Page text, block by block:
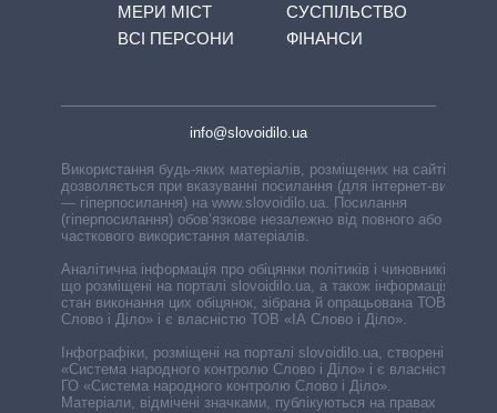
МЕРИ МІСТ
ВСІ ПЕРСОНИ
СУСПІЛЬСТВО
ФІНАНСИ
info@slovoidilo.ua
Використання будь-яких матеріалів, розміщених на сайті,
дозволяється при вказуванні посилання (для інтернет-видань
— гіперпосилання) на www.slovoidilo.ua. Посилання
(гіперпосилання) обов’язкове незалежно від повного або
часткового використання матеріалів.
Аналітична інформація про обіцянки політиків і чиновників,
що розміщені на порталі slovoidilo.ua, а також інформація про
стан виконання цих обіцянок, зібрана й опрацьована ТОВ «ІА
Слово і Діло» і є власністю ТОВ «ІА Слово і Діло».
Інфографіки, розміщені на порталі slovoidilo.ua, створені ГО
«Система народного контролю Слово і Діло» і є власністю
ГО «Система народного контролю Слово і Діло».
Матеріали, відмічені значками, публікуються на правах